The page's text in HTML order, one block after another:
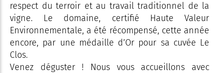
respect du terroir et au travail traditionnel de la
vigne. Le domaine, certifié Haute Valeur
Environnementale, a été récompensé, cette année
encore, par une médaille d’Or pour sa cuvée Le
Clos.
Venez déguster ! Nous vous accueillons avec